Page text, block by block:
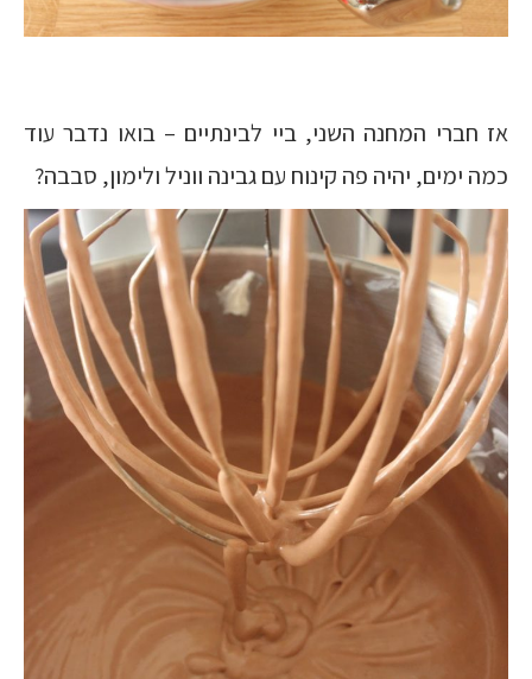
אז חברי המחנה השני, ביי לבינתיים – בואו נדבר עוד
כמה ימים, יהיה פה קינוח עם גבינה ווניל ולימון, סבבה?